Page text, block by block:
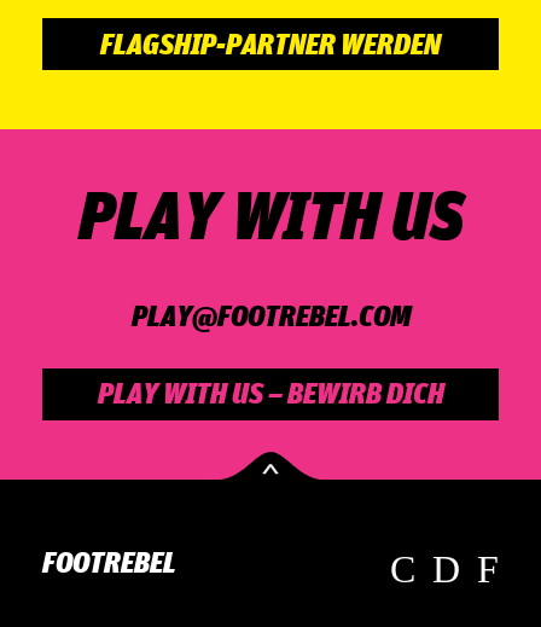
FLAGSHIP-PARTNER WERDEN
PLAY WITH US
PLAY@­FOOT­RE­BEL.COM
PLAY WITH US – BEWIRB DICH
FOOTREBEL